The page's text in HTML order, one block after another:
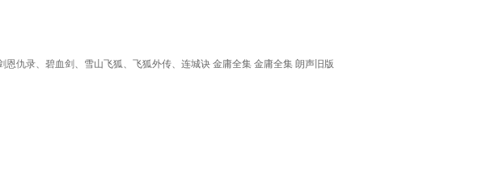
仇录、碧血剑、雪山飞狐、飞狐外传、连城诀 金庸全集 金庸全集 朗声旧版